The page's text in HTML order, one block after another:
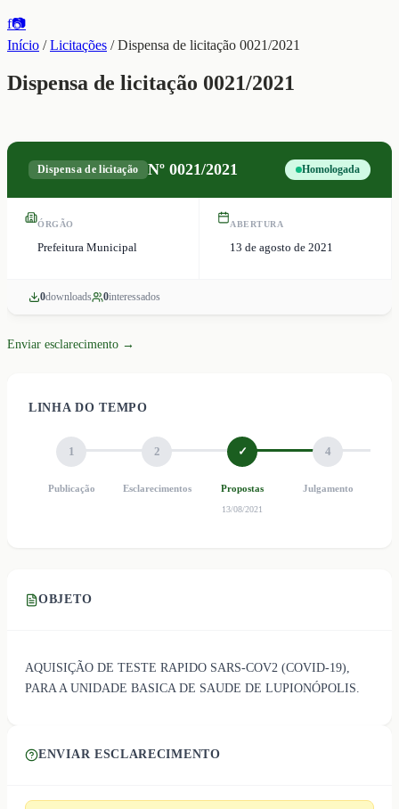
f📷
Início /Licitações /Dispensa de licitação 0021/2021
Dispensa de licitação 0021/2021
Dispensa de licitação Nº 0021/2021 Homologada
ÓRGÃO
Prefeitura Municipal
ABERTURA
13 de agosto de 2021
0downloads 0interessados
Enviar esclarecimento →
LINHA DO TEMPO
1
Publicação
2
Esclarecimentos
✓
Propostas
13/08/2021
4
Julgamento
OBJETO
AQUISIÇÃO DE TESTE RAPIDO SARS-COV2 (COVID-19),
PARA A UNIDADE BASICA DE SAUDE DE LUPIONÓPOLIS.
ENVIAR ESCLARECIMENTO